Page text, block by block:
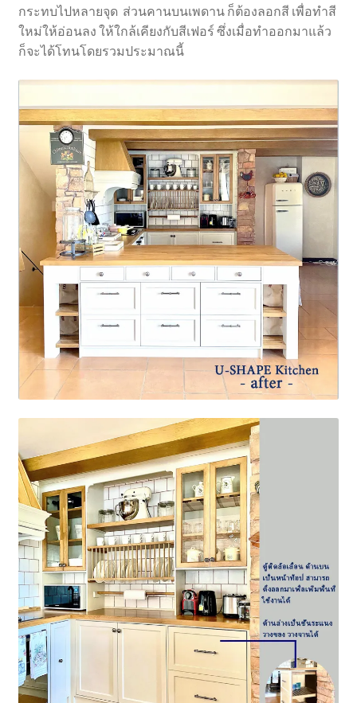
กระทบไปหลายจุด ส่วนคานบนเพดาน ก็ต้องลอกสี เพื่อทำสี
ใหม่ให้อ่อนลง ให้ใกล้เคียงกับสีเฟอร์ ซึ่งเมื่อทำออกมาแล้ว
ก็จะได้โทนโดยรวมประมาณนี้